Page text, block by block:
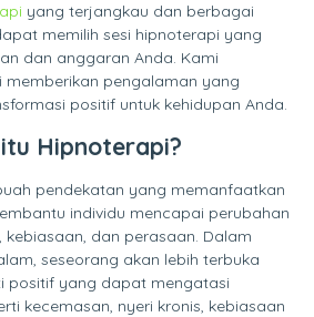
yang terjangkau dan berbagai
memilih sesi hipnoterapi yang
dan anggaran Anda. Kami
memberikan pengalaman yang
positif untuk kehidupan Anda.
Hipnoterapi?
pendekatan yang memanfaatkan
individu mencapai perubahan
dan perasaan. Dalam
seseorang akan lebih terbuka
positif yang dapat mengatasi
kecemasan, nyeri kronis, kebiasaan